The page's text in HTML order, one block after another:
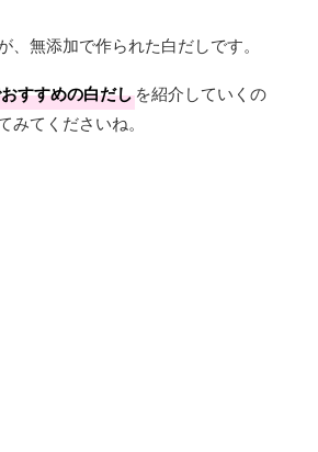
、無添加で作られた白だしです。
すすめの白だしを紹介していくの
みてくださいね。